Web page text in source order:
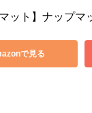
マット】ナップマ
で見る